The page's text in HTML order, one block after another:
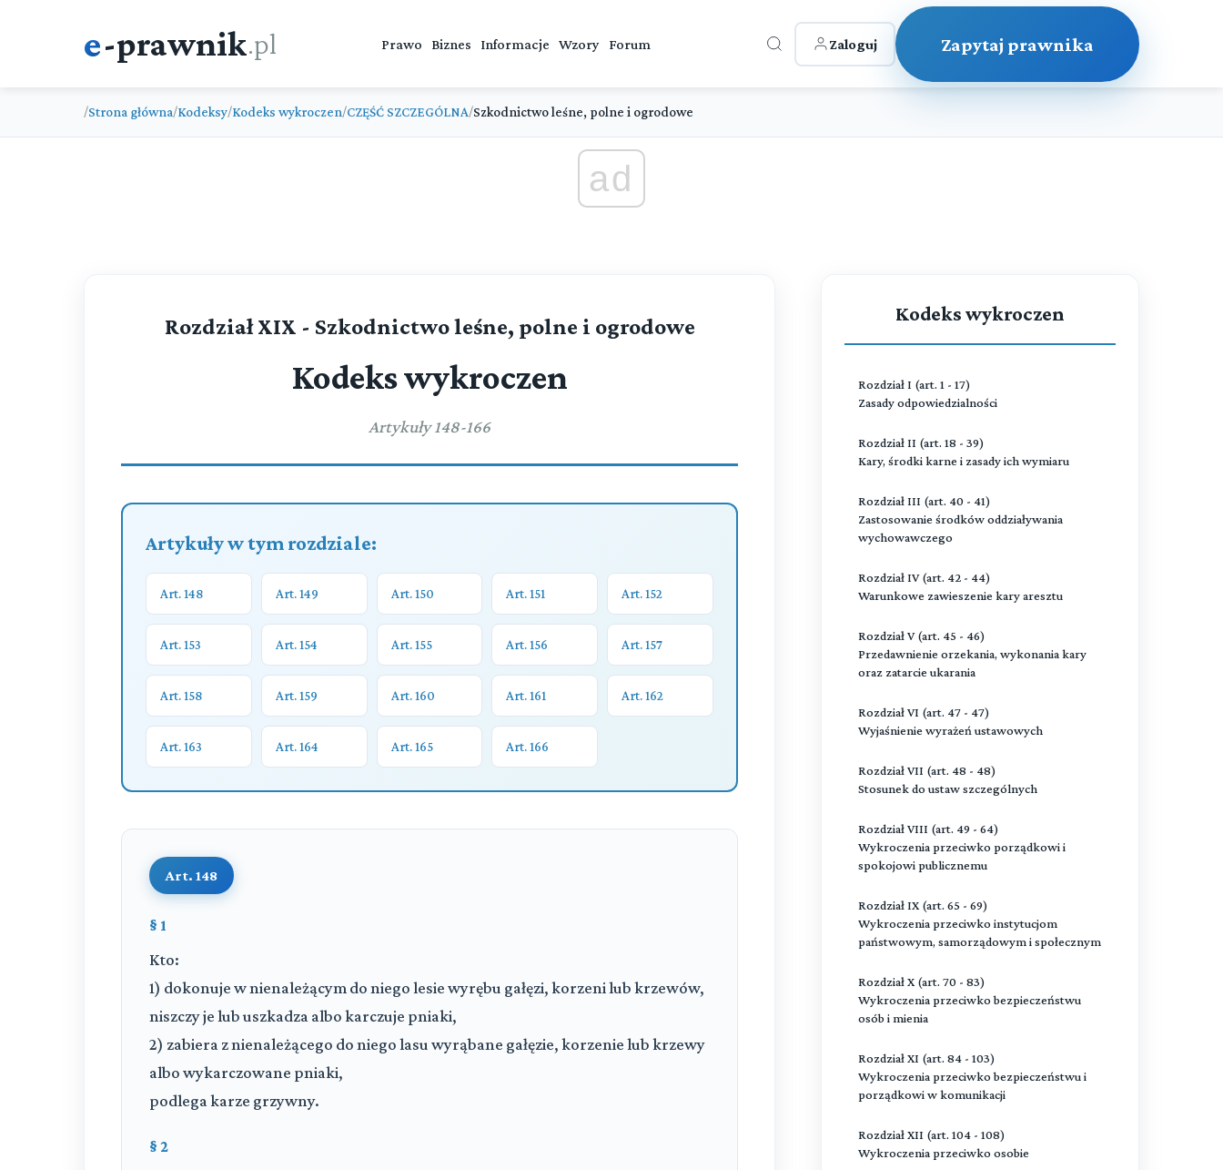
e-prawnik.pl Prawo Biznes Informacje Wzory Forum Zaloguj Zapytaj prawnika
/Strona główna/Kodeksy/Kodeks wykroczen/CZĘŚĆ SZCZEGÓLNA/Szkodnictwo leśne, polne i ogrodowe
ad
Rozdział XIX - Szkodnictwo leśne, polne i ogrodowe
Kodeks wykroczen
Artykuły 148-166
Artykuły w tym rozdziale:
Art. 148 Art. 149 Art. 150 Art. 151 Art. 152
Art. 153 Art. 154 Art. 155 Art. 156 Art. 157
Art. 158 Art. 159 Art. 160 Art. 161 Art. 162
Art. 163 Art. 164 Art. 165 Art. 166
Art. 148
§ 1
Kto:
1) dokonuje w nienależącym do niego lesie wyrębu gałęzi, korzeni lub krzewów,
niszczy je lub uszkadza albo karczuje pniaki,
2) zabiera z nienależącego do niego lasu wyrąbane gałęzie, korzenie lub krzewy
albo wykarczowane pniaki,
podlega karze grzywny.
§ 2
Kodeks wykroczen
Rozdział I (art. 1 - 17)
Zasady odpowiedzialności
Rozdział II (art. 18 - 39)
Kary, środki karne i zasady ich wymiaru
Rozdział III (art. 40 - 41)
Zastosowanie środków oddziaływania
wychowawczego
Rozdział IV (art. 42 - 44)
Warunkowe zawieszenie kary aresztu
Rozdział V (art. 45 - 46)
Przedawnienie orzekania, wykonania kary
oraz zatarcie ukarania
Rozdział VI (art. 47 - 47)
Wyjaśnienie wyrażeń ustawowych
Rozdział VII (art. 48 - 48)
Stosunek do ustaw szczególnych
Rozdział VIII (art. 49 - 64)
Wykroczenia przeciwko porządkowi i
spokojowi publicznemu
Rozdział IX (art. 65 - 69)
Wykroczenia przeciwko instytucjom
państwowym, samorządowym i społecznym
Rozdział X (art. 70 - 83)
Wykroczenia przeciwko bezpieczeństwu
osób i mienia
Rozdział XI (art. 84 - 103)
Wykroczenia przeciwko bezpieczeństwu i
porządkowi w komunikacji
Rozdział XII (art. 104 - 108)
Wykroczenia przeciwko osobie